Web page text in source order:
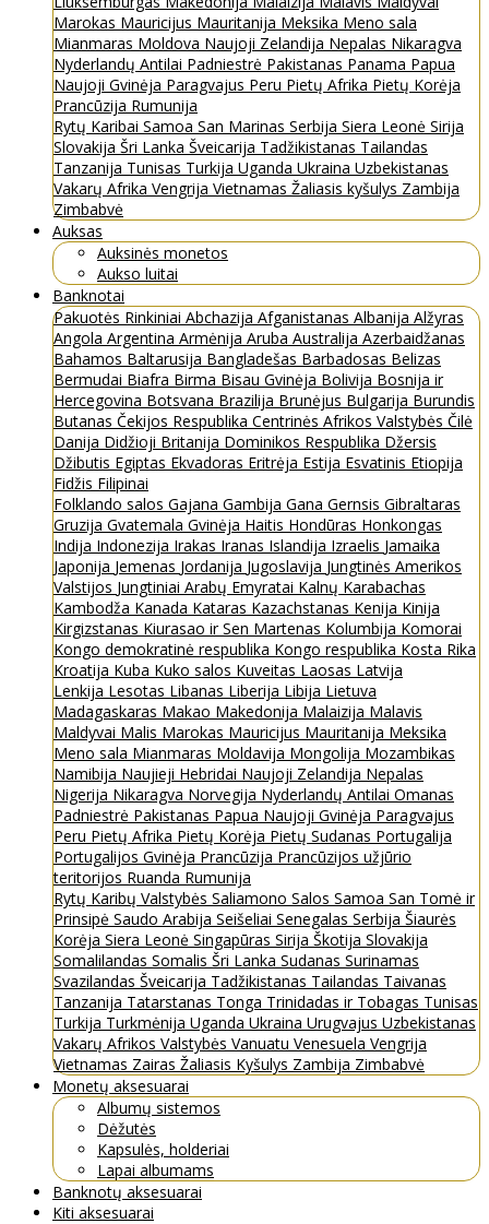
Marokas Mauricijus Mauritanija Meksika Meno sala
Mianmaras Moldova Naujoji Zelandija Nepalas Nikaragva
Nyderlandų Antilai Padniestrė Pakistanas Panama Papua
Naujoji Gvinėja Paragvajus Peru Pietų Afrika Pietų Korėja
Prancūzija Rumunija
Rytų Karibai Samoa San Marinas Serbija Siera Leonė Sirija
Slovakija Šri Lanka Šveicarija Tadžikistanas Tailandas
Tanzanija Tunisas Turkija Uganda Ukraina Uzbekistanas
Vakarų Afrika Vengrija Vietnamas Žaliasis kyšulys Zambija
Zimbabvė
Auksas
Auksinės monetos
Aukso luitai
Banknotai
Pakuotės Rinkiniai Abchazija Afganistanas Albanija Alžyras
Angola Argentina Armėnija Aruba Australija Azerbaidžanas
Bahamos Baltarusija Bangladešas Barbadosas Belizas
Bermudai Biafra Birma Bisau Gvinėja Bolivija Bosnija ir
Hercegovina Botsvana Brazilija Brunėjus Bulgarija Burundis
Butanas Čekijos Respublika Centrinės Afrikos Valstybės Čilė
Danija Didžioji Britanija Dominikos Respublika Džersis
Džibutis Egiptas Ekvadoras Eritrėja Estija Esvatinis Etiopija
Fidžis Filipinai
Folklando salos Gajana Gambija Gana Gernsis Gibraltaras
Gruzija Gvatemala Gvinėja Haitis Hondūras Honkongas
Indija Indonezija Irakas Iranas Islandija Izraelis Jamaika
Japonija Jemenas Jordanija Jugoslavija Jungtinės Amerikos
Valstijos Jungtiniai Arabų Emyratai Kalnų Karabachas
Kambodža Kanada Kataras Kazachstanas Kenija Kinija
Kirgizstanas Kiurasao ir Sen Martenas Kolumbija Komorai
Kongo demokratinė respublika Kongo respublika Kosta Rika
Kroatija Kuba Kuko salos Kuveitas Laosas Latvija
Lenkija Lesotas Libanas Liberija Libija Lietuva
Madagaskaras Makao Makedonija Malaizija Malavis
Maldyvai Malis Marokas Mauricijus Mauritanija Meksika
Meno sala Mianmaras Moldavija Mongolija Mozambikas
Namibija Naujieji Hebridai Naujoji Zelandija Nepalas
Nigerija Nikaragva Norvegija Nyderlandų Antilai Omanas
Padniestrė Pakistanas Papua Naujoji Gvinėja Paragvajus
Peru Pietų Afrika Pietų Korėja Pietų Sudanas Portugalija
Portugalijos Gvinėja Prancūzija Prancūzijos užjūrio
teritorijos Ruanda Rumunija
Rytų Karibų Valstybės Saliamono Salos Samoa San Tomė ir
Prinsipė Saudo Arabija Seišeliai Senegalas Serbija Šiaurės
Korėja Siera Leonė Singapūras Sirija Škotija Slovakija
Somalilandas Somalis Šri Lanka Sudanas Surinamas
Svazilandas Šveicarija Tadžikistanas Tailandas Taivanas
Tanzanija Tatarstanas Tonga Trinidadas ir Tobagas Tunisas
Turkija Turkmėnija Uganda Ukraina Urugvajus Uzbekistanas
Vakarų Afrikos Valstybės Vanuatu Venesuela Vengrija
Vietnamas Zairas Žaliasis Kyšulys Zambija Zimbabvė
Monetų aksesuarai
Albumų sistemos
Dėžutės
Kapsulės, holderiai
Lapai albumams
Banknotų aksesuarai
Kiti aksesuarai